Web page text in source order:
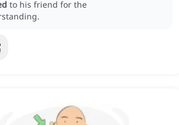
to his friend for the